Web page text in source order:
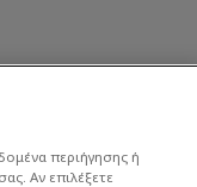
περιήγησης ή
Αν επιλέξετε